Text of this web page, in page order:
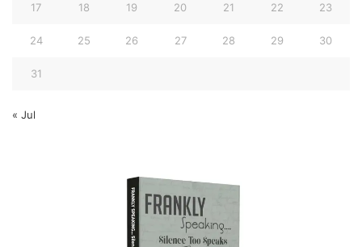
17 18 19 20 21 22 23
24 25 26 27 28 29 30
31
« Jul